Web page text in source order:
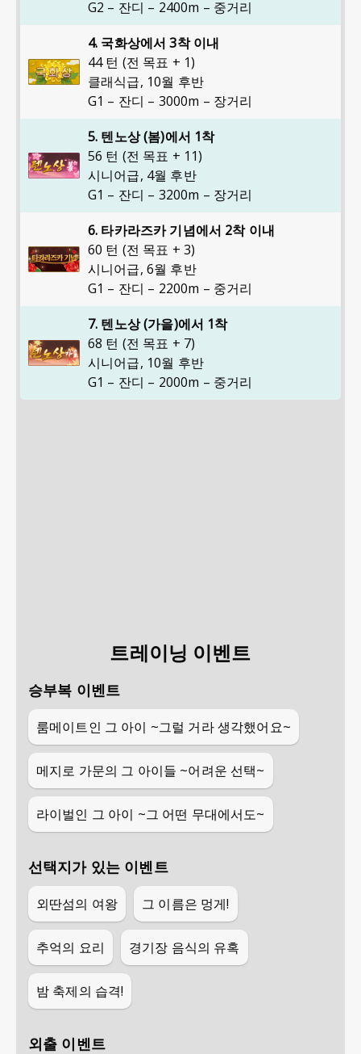
G2 – 잔디 – 2400m – 중거리
4. 국화상에서 3착 이내
44 턴 (전 목표 + 1)
클래식급, 10월 후반
G1 – 잔디 – 3000m – 장거리
5. 텐노상 (봄)에서 1착
56 턴 (전 목표 + 11)
시니어급, 4월 후반
G1 – 잔디 – 3200m – 장거리
6. 타카라즈카 기념에서 2착 이내
60 턴 (전 목표 + 3)
시니어급, 6월 후반
G1 – 잔디 – 2200m – 중거리
7. 텐노상 (가을)에서 1착
68 턴 (전 목표 + 7)
시니어급, 10월 후반
G1 – 잔디 – 2000m – 중거리
트레이닝 이벤트
승부복 이벤트
룸메이트인 그 아이 ~그럴 거라 생각했어요~
메지로 가문의 그 아이들 ~어려운 선택~
라이벌인 그 아이 ~그 어떤 무대에서도~
선택지가 있는 이벤트
외딴섬의 여왕 그 이름은 멍게!
추억의 요리 경기장 음식의 유혹
밤 축제의 습격!
외출 이벤트